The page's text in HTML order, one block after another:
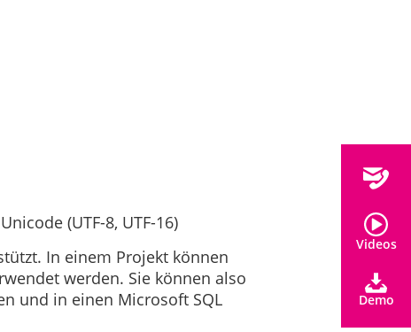
(UTF-8, UTF-16)
In einem Projekt können
werden. Sie können also
und in einen Microsoft SQL
Videos
Demo